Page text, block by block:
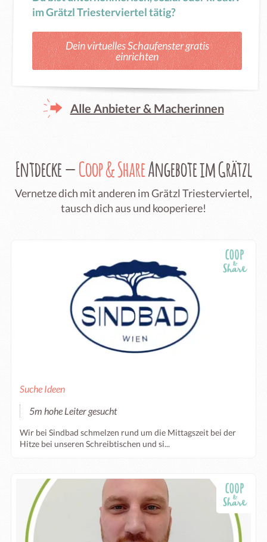
im Grätzl Triesterviertel tätig?
Dein virtuelles Schaufenster gratis
einrichten
Alle Anbieter & Macherinnen
Entdecke —Coop & ShareAngebote im Grätzl
Vernetze dich mit anderen im Grätzl Triesterviertel,
tausch dich aus und kooperiere!
Suche Ideen
5m hohe Leiter gesucht
Wir bei Sindbad schmelzen rund um die Mittagszeit bei der
Hitze bei unseren Schreibtischen und si...